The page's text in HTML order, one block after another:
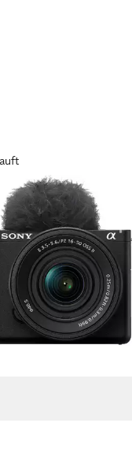
Systemkamera
Foto
Video
1.199,00 €
48 Raten
2 Werktagen bei dir